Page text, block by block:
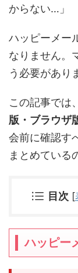
からない…」
ハッピーメー
なりません。
う必要があり
この記事では
版・ブラウザ
会前に確認す
まとめている
目次 [
ハッピー